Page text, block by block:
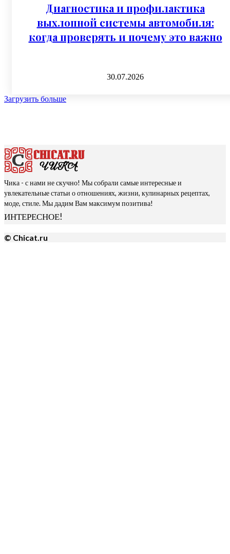
Диагностика и профилактика
выхлопной системы автомобиля:
когда проверять и почему это важно
30.07.2026
Загрузить больше
Чика - с нами не скучно! Мы собрали самые интересные и
увлекательные статьи о отношениях, жизни, кулинарных рецептах,
моде, стиле. Мы дадим Вам максимум позитива!
ИНТЕРЕСНОЕ!
© Chicat.ru